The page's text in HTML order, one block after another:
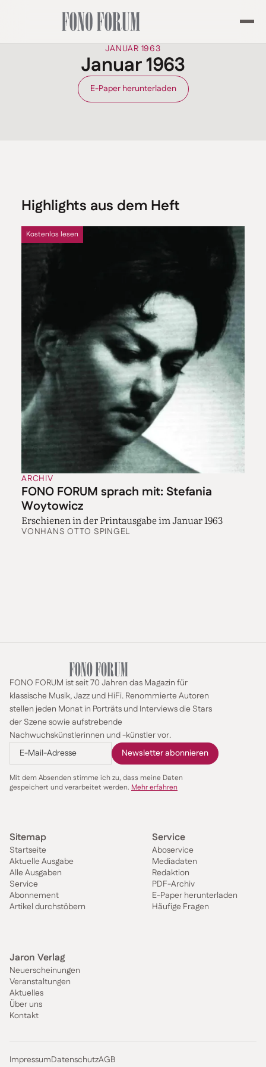
JANUAR 1963
Januar 1963
E-Paper herunterladen
Highlights aus dem Heft
ARCHIV
FONO FORUM sprach mit: Stefania
Woytowicz
Erschienen in der Printausgabe im Januar 1963
VONHANS OTTO SPINGEL
Kostenlos lesen
FONO FORUM ist seit 70 Jahren das Magazin für
klassische Musik, Jazz und HiFi. Renommierte Autoren
stellen jeden Monat in Porträts und Interviews die Stars
der Szene sowie aufstrebende
Nachwuchskünstlerinnen und -künstler vor.
Mit dem Absenden stimme ich zu, dass meine Daten
gespeichert und verarbeitet werden. Mehr erfahren
Sitemap
Startseite
Aktuelle Ausgabe
Alle Ausgaben
Service
Abonnement
Artikel durchstöbern
Service
Aboservice
Mediadaten
Redaktion
PDF-Archiv
E-Paper herunterladen
Häufige Fragen
Jaron Verlag
Neuerscheinungen
Veranstaltungen
Aktuelles
Über uns
Kontakt
ImpressumDatenschutzAGB